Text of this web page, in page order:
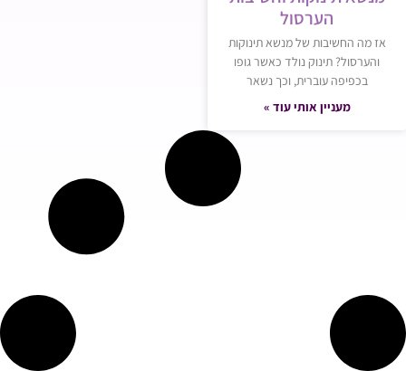
הערסול
אז מה החשיבות של מנשא תינוקות
והערסול? תינוק נולד כאשר גופו
בכפיפה עוברית, וכך נשאר
מעניין אותי עוד »